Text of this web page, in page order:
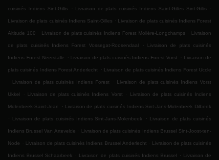
cuisinés Indiens Sint-Gillis . Livraison de plats cuisinés Indiens Saint-Gilles Sint-Gillis .
Livraison de plats cuisinés Indiens Saint-Gilles . Livraison de plats cuisinés Indiens Forest
Altitude 100 . Livraison de plats cuisinés Indiens Forest Molière-Longchamps . Livraison
de plats cuisinés Indiens Forest Vossegat-Roosendaal . Livraison de plats cuisinés
Indiens Forest Neerstalle . Livraison de plats cuisinés Indiens Forest Vorst . Livraison de
plats cuisinés Indiens Forest Anderlecht . Livraison de plats cuisinés Indiens Forest Uccle
.
Livraison de plats cuisinés Indiens Forest . Livraison de plats cuisinés Indiens Vorst
Ukkel . Livraison de plats cuisinés Indiens Vorst . Livraison de plats cuisinés Indiens
Molenbeek-Saint-Jean . Livraison de plats cuisinés Indiens Sint-Jans-Molenbeek Dilbeek
.
Livraison de plats cuisinés Indiens Sint-Jans-Molenbeek . Livraison de plats cuisinés
Indiens Brussel Van Artevelde . Livraison de plats cuisinés Indiens Brussel Sint-Joost-ten-
Node . Livraison de plats cuisinés Indiens Brussel Anderlecht . Livraison de plats cuisinés
Indiens Brussel Schaarbeek . Livraison de plats cuisinés Indiens Brussel . Livraison de